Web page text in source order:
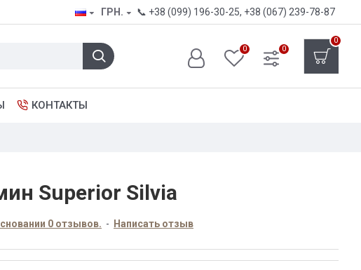
ГРН. 📞 +38 (099) 196-30-25, +38 (067) 239-78-87
0 0
0
КОНТАКТЫ
Superior Silvia
0 отзывов. - Написать отзыв